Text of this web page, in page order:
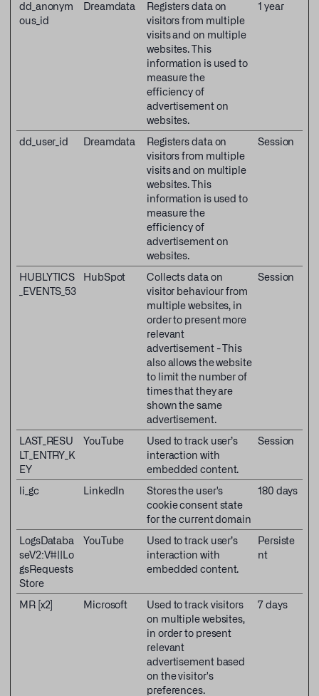
dd_anonym
ous_id
Dreamdata
Registers data on
visitors from multiple
visits and on multiple
websites. This
information is used to
measure the
efficiency of
advertisement on
websites.
1 year
dd_user_id Dreamdata
Registers data on
visitors from multiple
visits and on multiple
websites. This
information is used to
measure the
efficiency of
advertisement on
websites.
Session
HUBLYTICS
_EVENTS_53
HubSpot
Collects data on
visitor behaviour from
multiple websites, in
order to present more
relevant
advertisement - This
also allows the website
to limit the number of
times that they are
shown the same
advertisement.
Session
LAST_RESU
LT_ENTRY_K
EY
YouTube
Used to track user’s
interaction with
embedded content.
Session
li_gc LinkedIn
Stores the user's
cookie consent state
for the current domain
180 days
LogsDataba
seV2:V#||Lo
gsRequests
Store
YouTube
Used to track user’s
interaction with
embedded content.
Persiste
nt
MR [x2] Microsoft
Used to track visitors
on multiple websites,
in order to present
relevant
advertisement based
on the visitor's
preferences.
7 days